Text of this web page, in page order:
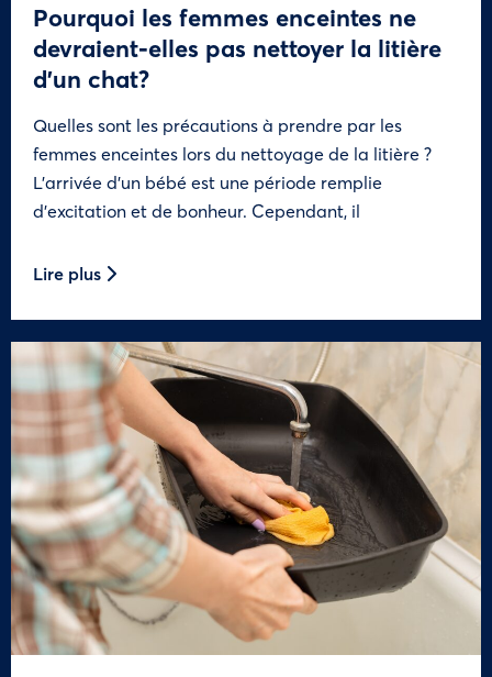
Pourquoi les femmes enceintes ne
devraient-elles pas nettoyer la litière
d’un chat?
Quelles sont les précautions à prendre par les
femmes enceintes lors du nettoyage de la litière ?
L’arrivée d’un bébé est une période remplie
d’excitation et de bonheur. Cependant, il
Lire plus